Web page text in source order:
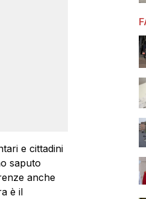
e cittadini
saputo
anche
è il